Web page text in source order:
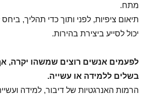
מתח.
תיאום ציפיות, לפני ותוך כדי תהליך, ביחס
יכול לסייע ביצירת בהירות.
לפעמים אנשים רוצים שמשהו יקרה,
בשלים ללמידה או עשייה.
הרמות האנרגטיות של דיבור, למידה